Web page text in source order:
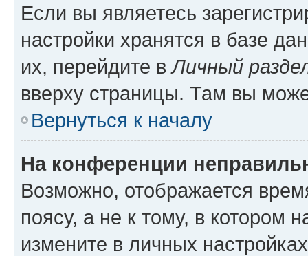
Если вы являетесь
настройки хранятся в базе
их, перейдите вЛичный
вверху страницы. Там вы
Вернуться к началу
На конференции
Возможно, отображается
поясу, а не к тому, в котором
измените в личных